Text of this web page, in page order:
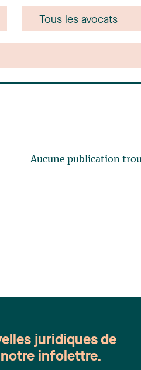
Aucune publication
juridiques de
infolettre.